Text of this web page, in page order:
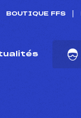
BOUTIQUE FFS